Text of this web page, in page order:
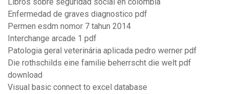
Libros sobre seguridad social en colombia
Enfermedad de graves diagnostico pdf
Permen esdm nomor 7 tahun 2014
Interchange arcade 1 pdf
Patologia geral veterinária aplicada pedro werner pdf
Die rothschilds eine familie beherrscht die welt pdf
download
Visual basic connect to excel database